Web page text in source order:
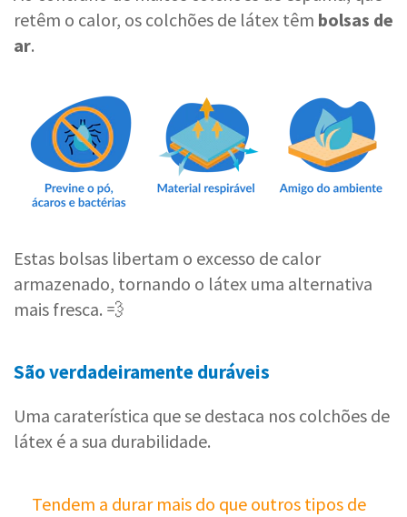
retêm o calor, os colchões de látex têm bolsas de
ar.
Estas bolsas libertam o excesso de calor
armazenado, tornando o látex uma alternativa
mais fresca. 💨
São verdadeiramente duráveis
Uma caraterística que se destaca nos colchões de
látex é a sua durabilidade.
Tendem a durar mais do que outros tipos de